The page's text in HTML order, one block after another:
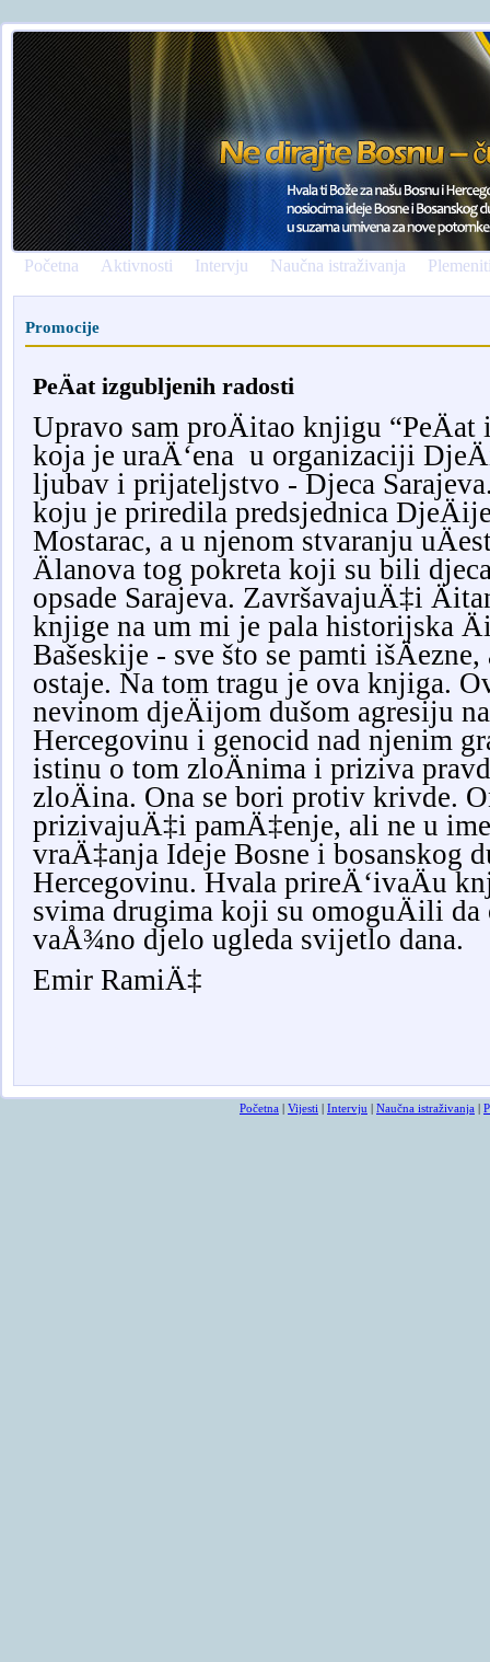
Početna Aktivnosti Intervju Naučna istraživanja
Promocije
PeÄat izgubljenih radosti
Upravo sam proÄitao knjigu
koja je uraÄ‘ena u organizaciji
ljubav i prijateljstvo - Djeca
koju je priredila predsjednica
Mostarac, a u njenom stvaranju
Älanova tog pokreta koji su bili
opsade Sarajeva. ZavršavajuÄ‡i
knjige na um mi je pala historijska
Bašeskije - sve što se pamti
ostaje. Na tom tragu je ova knjiga.
nevinom djeÄijom dušom agresiju
Hercegovinu i genocid nad njenim
istinu o tom zloÄnima i priziva
zloÄina. Ona se bori protiv krivde.
prizivajuÄ‡i pamÄ‡enje, ali ne u
vraÄ‡anja Ideje Bosne i bosanskog
Hercegovinu. Hvala prireÄ‘ivaÄu
svima drugima koji su omoguÄili
vaÅ¾no djelo ugleda svijetlo dana.
Emir RamiÄ‡
Početna Vijesti Intervju Naučna istraživanja